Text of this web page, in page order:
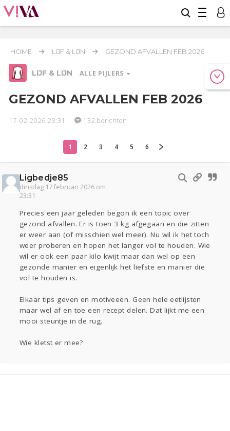
HOME LIJF & LIJN GEZOND AFVALLEN FEB 2026
LIJF & LIJN ALLE PIJLERS
Relaties Werk & Studie Geld & Recht
Oekraïne
Kinderen
Zwanger
Psyche Thuis
Sport
Contact Viva zoekt
Aangeboden
Gevraagd
Horen Doen
Zien
Lezen
GEZOND AFVALLEN FEB 2026
17-02-2026 23:31 132 berichten
1 2 3 4 5 6
Ligbedje85
dinsdag 17 februari 2026 om
23:31
Precies een jaar geleden begon ik een topic over
gezond afvallen. Er is toen 3 kg afgegaan en die zitten
er weer aan (of misschien wel meer). Nu wil ik het toch
weer proberen en hopen het langer vol te houden. Wie
wil er ook een paar kilo kwijt maar dan wel op een
gezonde manier en eigenlijk het liefste en manier die
vol te houden is.
Elkaar tips geven en motiveeen. Geen hele eetlijsten
maar wel af en toe een recept delen. Dat lijkt me een
mooi steuntje in de rug.
Wie kletst er mee?